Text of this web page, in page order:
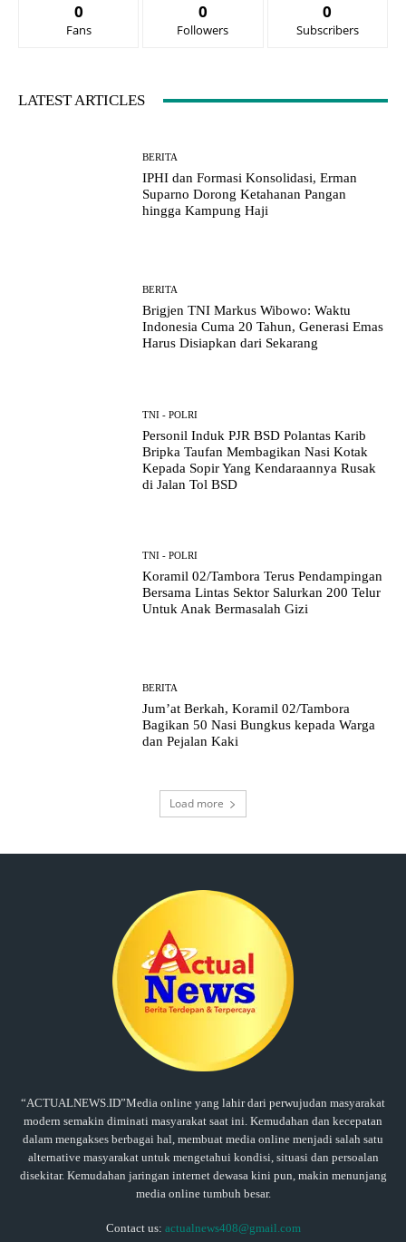
0
Fans
0
Followers
0
Subscribers
LATEST ARTICLES
BERITA
IPHI dan Formasi Konsolidasi, Erman
Suparno Dorong Ketahanan Pangan
hingga Kampung Haji
BERITA
Brigjen TNI Markus Wibowo: Waktu
Indonesia Cuma 20 Tahun, Generasi Emas
Harus Disiapkan dari Sekarang
TNI - POLRI
Personil Induk PJR BSD Polantas Karib
Bripka Taufan Membagikan Nasi Kotak
Kepada Sopir Yang Kendaraannya Rusak
di Jalan Tol BSD
TNI - POLRI
Koramil 02/Tambora Terus Pendampingan
Bersama Lintas Sektor Salurkan 200 Telur
Untuk Anak Bermasalah Gizi
BERITA
Jum’at Berkah, Koramil 02/Tambora
Bagikan 50 Nasi Bungkus kepada Warga
dan Pejalan Kaki
Load more
“ACTUALNEWS.ID”Media online yang lahir dari perwujudan masyarakat
modern semakin diminati masyarakat saat ini. Kemudahan dan kecepatan
dalam mengakses berbagai hal, membuat media online menjadi salah satu
alternative masyarakat untuk mengetahui kondisi, situasi dan persoalan
disekitar. Kemudahan jaringan internet dewasa kini pun, makin menunjang
media online tumbuh besar.
Contact us: actualnews408@gmail.com